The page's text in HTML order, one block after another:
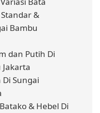
&
Bambu
dan Putih Di
Sungai
& Hebel Di